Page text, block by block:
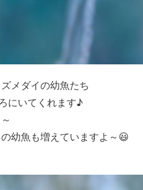
メダイの幼魚たち
にいてくれます♪
幼魚も増えていますよ～😃